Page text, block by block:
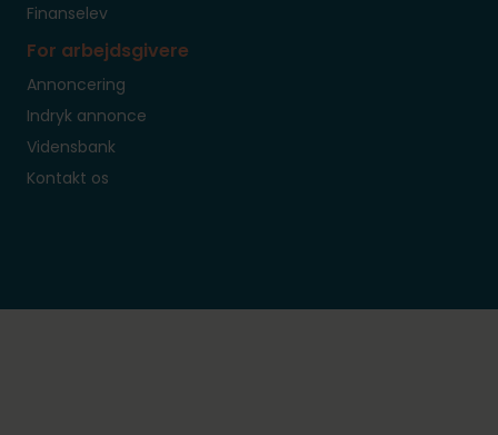
Finanselev
For arbejdsgivere
Annoncering
Indryk annonce
Vidensbank
Kontakt os